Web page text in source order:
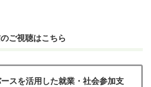
ご視聴はこちら
ースを活用した就業・社会参加支